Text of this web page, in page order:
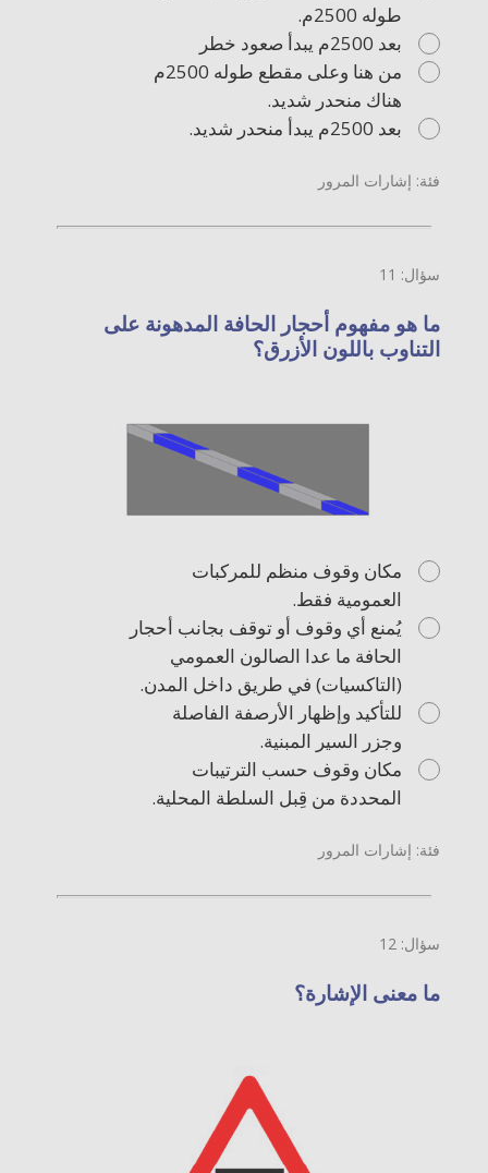
طوله 2500م.
بعد 2500م يبدأ صعود خطر
من هنا وعلى مقطع طوله 2500م
هناك منحدر شديد.
بعد 2500م يبدأ منحدر شديد.
فئة: إشارات المرور
سؤال: 11
ما هو مفهوم أحجار الحافة المدهونة على
التناوب باللون الأزرق؟
مكان وقوف منظم للمركبات
العمومية فقط.
يُمنع أي وقوف أو توقف بجانب أحجار
الحافة ما عدا الصالون العمومي
(التاكسيات) في طريق داخل المدن.
للتأكيد وإظهار الأرصفة الفاصلة
وجزر السير المبنية.
مكان وقوف حسب الترتيبات
المحددة من قِبل السلطة المحلية.
فئة: إشارات المرور
سؤال: 12
ما معنى الإشارة؟